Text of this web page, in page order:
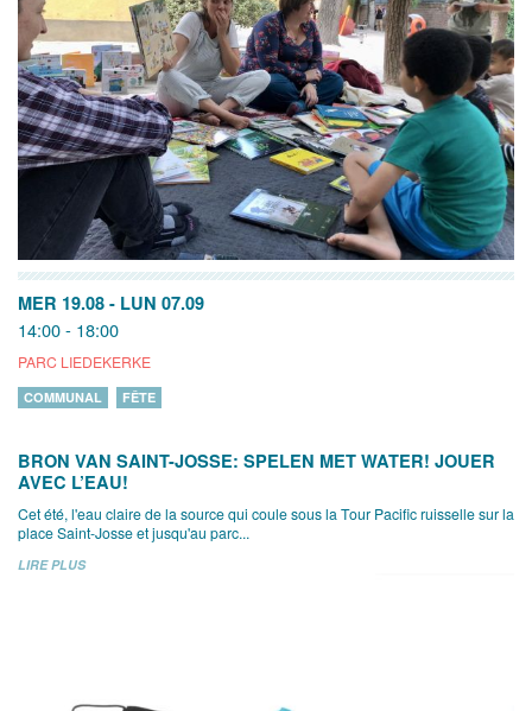
MER 19.08 - LUN 07.09
14:00 - 18:00
PARC LIEDEKERKE
COMMUNAL FÊTE
BRON VAN SAINT-JOSSE: SPELEN MET WATER! JOUER
AVEC L’EAU!
Cet été, l'eau claire de la source qui coule sous la Tour Pacific ruisselle sur la
place Saint-Josse et jusqu'au parc...
LIRE PLUS